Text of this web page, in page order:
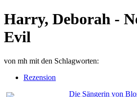
Harry, Deborah -
Evil
von mh mit den Schlagworten:
Rezension
Die Sängerin von